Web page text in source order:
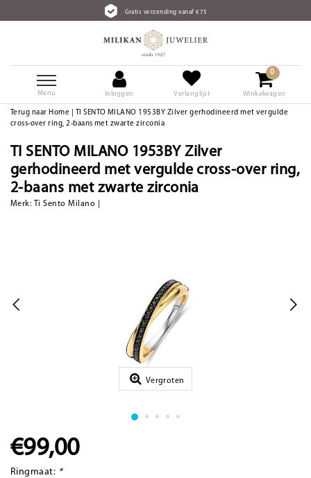
Gratis verzending vanaf €75
Menu Inloggen Verlanglijst
0
Winkelwagen
Terug naar Home
TI SENTO MILANO 1953BY Zilver gerhodineerd met vergulde
cross-over ring, 2-baans met zwarte zirconia
TI SENTO MILANO 1953BY Zilver
gerhodineerd met vergulde cross-over ring,
2-baans met zwarte zirconia
Merk: Ti Sento Milano
Vergroten
€99,00
Ringmaat: *